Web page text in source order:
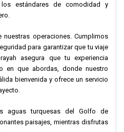
estándares de comodidad y
operaciones. Cumplimos
para garantizar que tu viaje
asegura que tu experiencia
en que abordas, donde nuestro
bienvenida y ofrece un servicio
aguas turquesas del Golfo de
paisajes, mientras disfrutas